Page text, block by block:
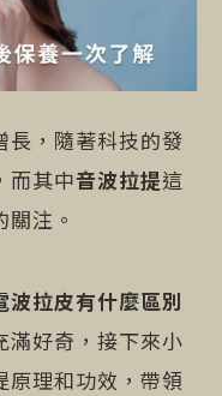
長，隨著科技的發
而其中音波拉提這
注。
拉皮有什麼區別
滿好奇，接下來小
原理和功效，帶領